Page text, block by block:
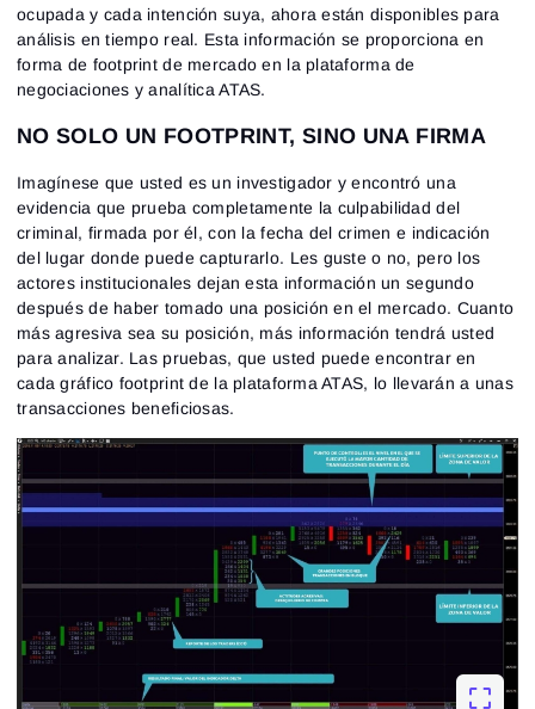
ocupada y cada intención suya, ahora están disponibles para
análisis en tiempo real. Esta información se proporciona en
forma de footprint de mercado en la plataforma de
negociaciones y analítica ATAS.
NO SOLO UN FOOTPRINT, SINO UNA FIRMA
Imagínese que usted es un investigador y encontró una
evidencia que prueba completamente la culpabilidad del
criminal, firmada por él, con la fecha del crimen e indicación
del lugar donde puede capturarlo. Les guste o no, pero los
actores institucionales dejan esta información un segundo
después de haber tomado una posición en el mercado. Cuanto
más agresiva sea su posición, más información tendrá usted
para analizar. Las pruebas, que usted puede encontrar en
cada gráfico footprint de la plataforma ATAS, lo llevarán a unas
transacciones beneficiosas.